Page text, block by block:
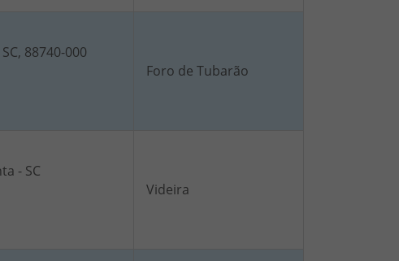
88740-000
Foro de Tubarão
- SC
Videira